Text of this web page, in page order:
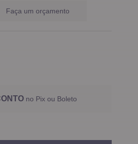
Faça um orçamento
no Pix ou Boleto